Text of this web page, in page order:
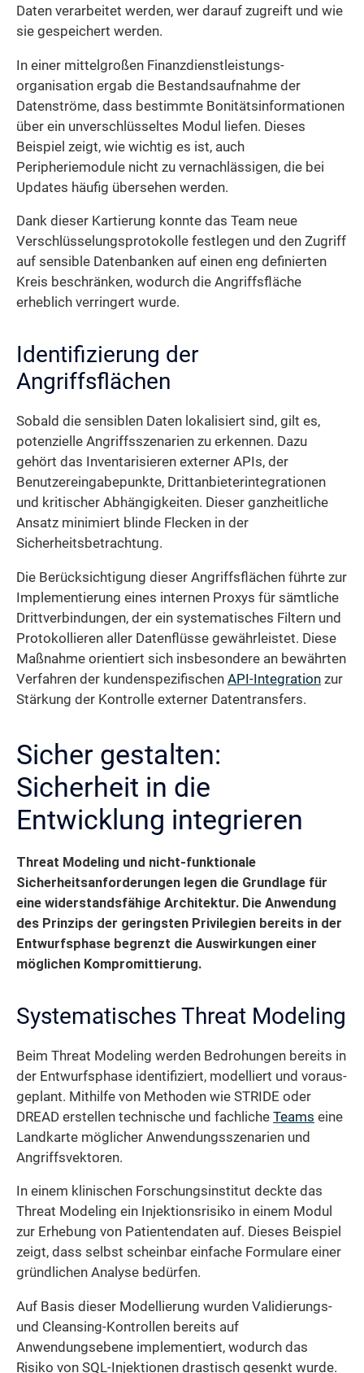
Daten verarbeitet werden, wer darauf zugreift und wie
sie gespeichert werden.
In einer mittelgroßen Finanzdienstleistungs­
organisation ergab die Bestandsaufnahme der
Datenströme, dass bestimmte Bonitäts­informationen
über ein unverschlüsseltes Modul liefen. Dieses
Beispiel zeigt, wie wichtig es ist, auch
Peripheriemodule nicht zu vernachlässigen, die bei
Updates häufig übersehen werden.
Dank dieser Kartierung konnte das Team neue
Verschlüsselungs­protokolle festlegen und den Zugriff
auf sensible Datenbanken auf einen eng definierten
Kreis beschränken, wodurch die Angriffsfläche
erheblich verringert wurde.
Identifizierung der
Angriffsflächen
Sobald die sensiblen Daten lokalisiert sind, gilt es,
potenzielle Angriffsszenarien zu erkennen. Dazu
gehört das Inventarisieren externer APIs, der
Benutzereingabepunkte, Drittanbieter­integrationen
und kritischer Abhängigkeiten. Dieser ganzheitliche
Ansatz minimiert blinde Flecken in der
Sicherheitsbetrachtung.
Die Berücksichtigung dieser Angriffsflächen führte zur
Implementierung eines internen Proxys für sämtliche
Drittverbindungen, der ein systematisches Filtern und
Protokollieren aller Datenflüsse gewährleistet. Diese
Maßnahme orientiert sich insbesondere an bewährten
Verfahren der kundenspezifischen API-Integration zur
Stärkung der Kontrolle externer Datentransfers.
Sicher gestalten:
Sicherheit in die
Entwicklung integrieren
Threat Modeling und nicht-funktionale
Sicherheitsanforderungen legen die Grundlage für
eine widerstandsfähige Architektur. Die Anwendung
des Prinzips der geringsten Privilegien bereits in der
Entwurfsphase begrenzt die Auswirkungen einer
möglichen Kompromittierung.
Systematisches Threat Modeling
Beim Threat Modeling werden Bedrohungen bereits in
der Entwurfsphase identifiziert, modelliert und voraus­
geplant. Mithilfe von Methoden wie STRIDE oder
DREAD erstellen technische und fachliche Teams eine
Landkarte möglicher Anwendungs­szenarien und
Angriffsvektoren.
In einem klinischen Forschungs­institut deckte das
Threat Modeling ein Injektionsrisiko in einem Modul
zur Erhebung von Patientendaten auf. Dieses Beispiel
zeigt, dass selbst scheinbar einfache Formulare einer
gründlichen Analyse bedürfen.
Auf Basis dieser Modellierung wurden Validierungs-
und Cleansing-Kontrollen bereits auf
Anwendungsebene implementiert, wodurch das
Risiko von SQL-Injektionen drastisch gesenkt wurde.